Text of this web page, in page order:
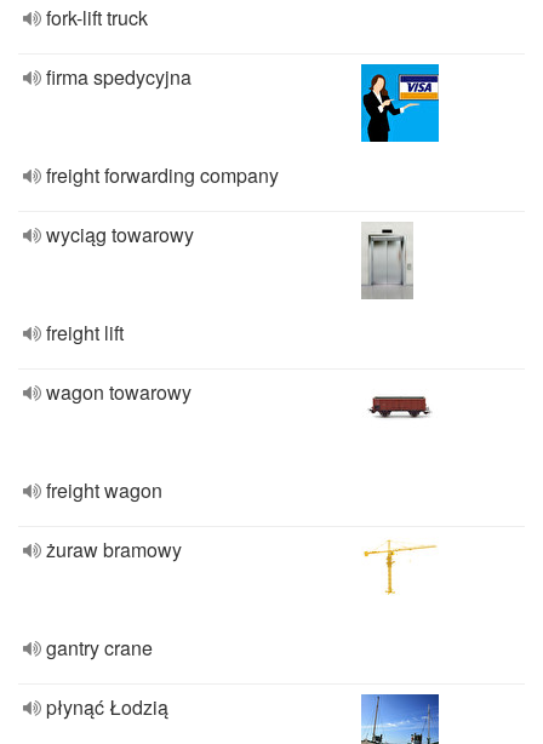
fork-lift truck
firma spedycyjna
freight forwarding company
wyciąg towarowy
freight lift
wagon towarowy
freight wagon
żuraw bramowy
gantry crane
płynąć Łodzią